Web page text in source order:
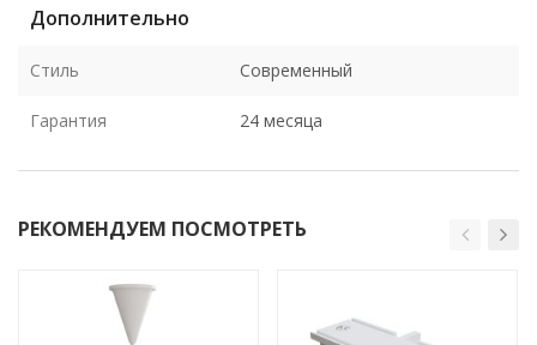
Дополнительно
Стиль Современный
Гарантия 24 месяца
РЕКОМЕНДУЕМ ПОСМОТРЕТЬ